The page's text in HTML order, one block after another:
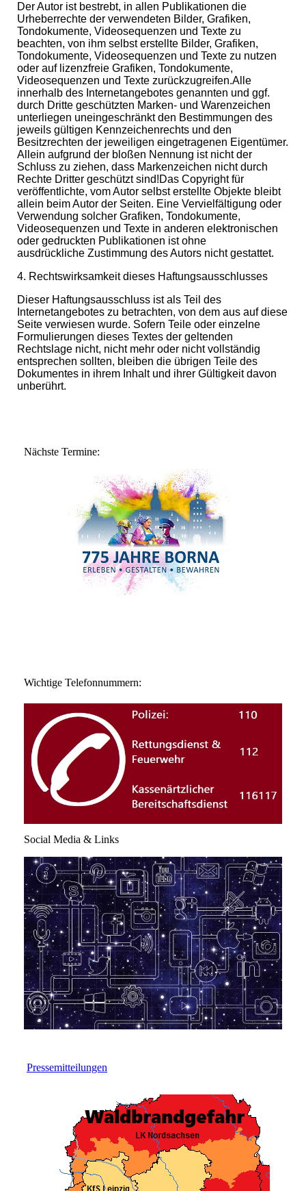
Der Autor ist bestrebt, in allen Publikationen die
Urheberrechte der verwendeten Bilder, Grafiken,
Tondokumente, Videosequenzen und Texte zu
beachten, von ihm selbst erstellte Bilder, Grafiken,
Tondokumente, Videosequenzen und Texte zu nutzen
oder auf lizenzfreie Grafiken, Tondokumente,
Videosequenzen und Texte zurückzugreifen.Alle
innerhalb des Internetangebotes genannten und ggf.
durch Dritte geschützten Marken- und Warenzeichen
unterliegen uneingeschränkt den Bestimmungen des
jeweils gültigen Kennzeichenrechts und den
Besitzrechten der jeweiligen eingetragenen Eigentümer.
Allein aufgrund der bloßen Nennung ist nicht der
Schluss zu ziehen, dass Markenzeichen nicht durch
Rechte Dritter geschützt sind!Das Copyright für
veröffentlichte, vom Autor selbst erstellte Objekte bleibt
allein beim Autor der Seiten. Eine Vervielfältigung oder
Verwendung solcher Grafiken, Tondokumente,
Videosequenzen und Texte in anderen elektronischen
oder gedruckten Publikationen ist ohne
ausdrückliche Zustimmung des Autors nicht gestattet.
4. Rechtswirksamkeit dieses Haftungsausschlusses
Dieser Haftungsausschluss ist als Teil des
Internetangebotes zu betrachten, von dem aus auf diese
Seite verwiesen wurde. Sofern Teile oder einzelne
Formulierungen dieses Textes der geltenden
Rechtslage nicht, nicht mehr oder nicht vollständig
entsprechen sollten, bleiben die übrigen Teile des
Dokumentes in ihrem Inhalt und ihrer Gültigkeit davon
unberührt.
Nächste Termine:
Wichtige Telefonnummern:
Social Media & Links
Pressemitteilungen